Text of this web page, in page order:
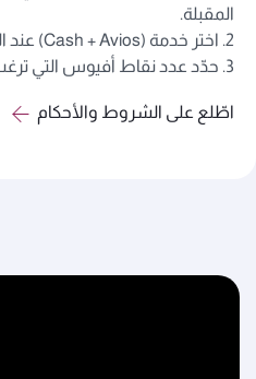
المقبلة.
2. اختر خدمة (Cash + Avios) عند الدفع.
3. حدّد عدد نقاط أفيوس التي ترغب باستخدامها.
اطّلع على الشروط والأحكام